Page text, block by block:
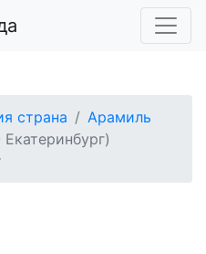
страна
Арамиль